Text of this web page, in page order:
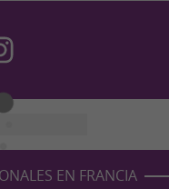
EN FRANCIA